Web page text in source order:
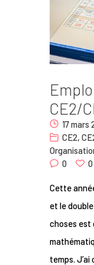
Organisation
Teachcollab
La communauté
Contact
CE2/
17 mars
CE2,
0
0
Cette
et le
choses est
temps.